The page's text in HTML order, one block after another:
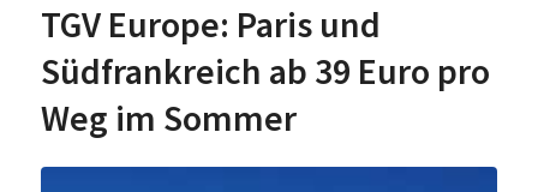
TGV Europe: Paris und
Südfrankreich ab 39 Euro pro
Weg im Sommer